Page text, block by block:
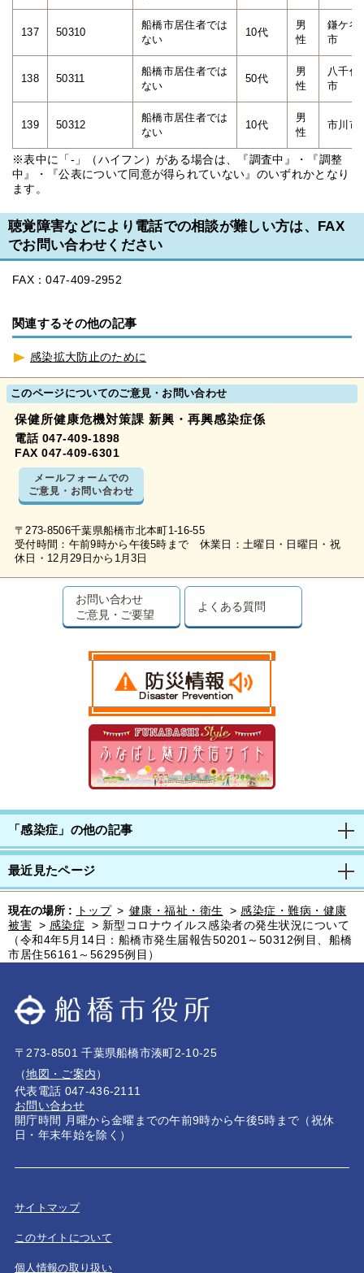
137 50310
船橋市居住者では
ない
10代
男
性
鎌ケ谷
市
138 50311
船橋市居住者では
ない
50代
男
性
八千代
市
139 50312
船橋市居住者では
ない
10代
男
性
市川市
※表中に「-」（ハイフン）がある場合は、『調査中』・『調整
中』・『公表について同意が得られていない』のいずれかとなり
ます。
聴覚障害などにより電話での相談が難しい方は、FAX
でお問い合わせください
FAX：047-409-2952
関連するその他の記事
感染拡大防止のために
このページについてのご意見・お問い合わせ
保健所健康危機対策課 新興・再興感染症係
電話 047-409-1898
FAX 047-409-6301
メールフォームでの
ご意見・お問い合わせ
〒273-8506千葉県船橋市北本町1-16-55
受付時間：午前9時から午後5時まで 休業日：土曜日・日曜日・祝
休日・12月29日から1月3日
お問い合わせ
ご意見・ご要望
よくある質問
「感染症」の他の記事
最近見たページ
現在の場所 : トップ > 健康・福祉・衛生 > 感染症・難病・健康
被害 > 感染症 > 新型コロナウイルス感染者の発生状況について
（令和4年5月14日：船橋市発生届報告50201～50312例目、船橋
市居住56161～56295例目）
〒273-8501 千葉県船橋市湊町2-10-25
（地図・ご案内）
代表電話 047-436-2111
お問い合わせ
開庁時間 月曜から金曜までの午前9時から午後5時まで（祝休
日・年末年始を除く）
サイトマップ
このサイトについて
個人情報の取り扱い